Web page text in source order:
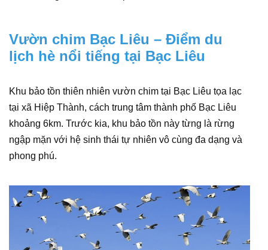
Vườn chim Bạc Liêu – Điểm du
lịch hè nổi tiếng tại Bạc Liêu
Khu bảo tồn thiên nhiên vườn chim tại Bạc Liêu tọa lạc
tại xã Hiệp Thành, cách trung tâm thành phố Bạc Liêu
khoảng 6km. Trước kia, khu bảo tồn này từng là rừng
ngập mặn với hệ sinh thái tự nhiên vô cùng đa dạng và
phong phú.